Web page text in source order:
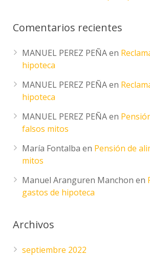
Comentarios recientes
MANUEL PEREZ PEÑAen
hipoteca
MANUEL PEREZ PEÑAen
hipoteca
MANUEL PEREZ PEÑAen
falsos mitos
María Fontalba en Pensión de
mitos
Manuel Aranguren Manchon en
gastos de hipoteca
Archivos
septiembre 2022